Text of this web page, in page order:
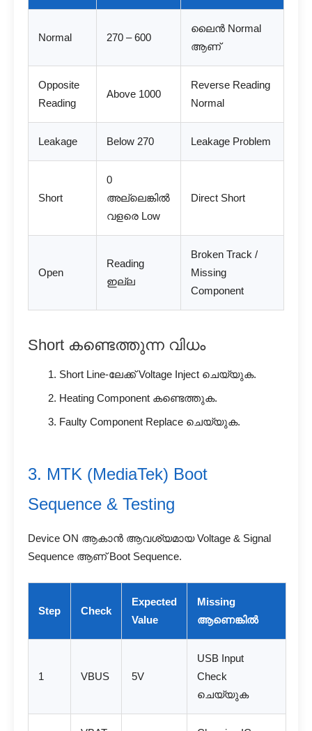
Normal 270 – 600
ലൈൻ Normal
ആണ്
Opposite
Reading
Above 1000
Reverse Reading
Normal
Leakage Below 270 Leakage Problem
Short
0
അല്ലെങ്കിൽ
വളരെ Low
Direct Short
Open
Reading
ഇല്ല
Broken Track /
Missing
Component
Short കണ്ടെത്തുന്ന വിധം
Short Line-ലേക്ക് Voltage Inject ചെയ്യുക.
Heating Component കണ്ടെത്തുക.
Faulty Component Replace ചെയ്യുക.
3. MTK (MediaTek) Boot
Sequence & Testing
Device ON ആകാൻ ആവശ്യമായ Voltage & Signal
Sequence ആണ് Boot Sequence.
Step Check
Expected
Value
Missing
ആണെങ്കിൽ
1 VBUS 5V
USB Input
Check
ചെയ്യുക